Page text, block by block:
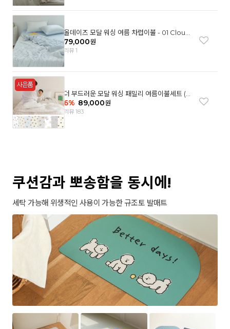
올데이즈 모달 워싱 여름 차렵이불 - 01 Cloud
garden(SS)
79,000원
리뷰 1
더 부드러운 모달 워싱 패밀리 여름이불세트 (8
컬러)
6% 89,000원
리뷰 183
쿠션감과 뽀송함을 동시에!
세탁 가능해 위생적인 사용이 가능한 규조토 발매트